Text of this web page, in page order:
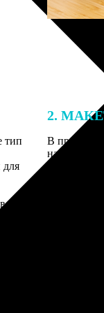
тип
для
2.
В процессе
наши